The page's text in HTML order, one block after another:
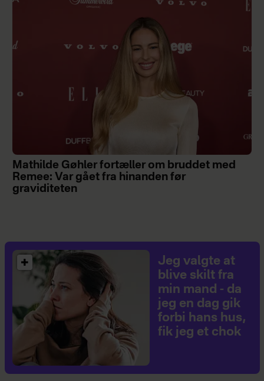
Mathilde Gøhler fortæller om bruddet med
Remee: Var gået fra hinanden før
graviditeten
Jeg valgte at
blive skilt fra
min mand - da
jeg en dag gik
forbi hans hus,
fik jeg et chok